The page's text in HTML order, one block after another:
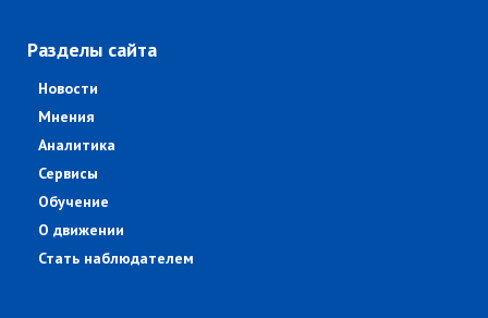
Разделы сайта
Новости
Мнения
Аналитика
Сервисы
Обучение
О движении
Стать наблюдателем